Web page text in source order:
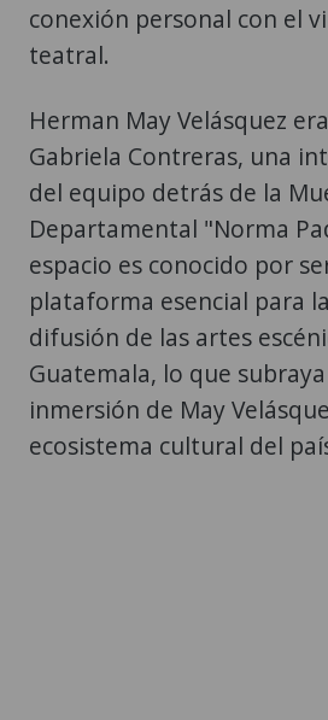
conexión personal con el
teatral.
Herman May Velásquez
Gabriela Contreras, una
del equipo detrás de la
Departamental "Norma
espacio es conocido por
plataforma esencial para
difusión de las artes
Guatemala, lo que
inmersión de May
ecosistema cultural del